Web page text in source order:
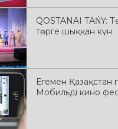
QOSTANAI TAŃY:
төрге шыққан күн
Егемен Қазақстан
Мобильді кино